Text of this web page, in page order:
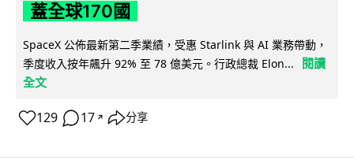
蓋全球170國
SpaceX 公佈最新第二季業績，受惠 Starlink 與 AI 業務帶動，
季度收入按年飆升 92% 至 78 億美元。行政總裁 Elon...
閱讀
全文
129 17 ↗ 分享